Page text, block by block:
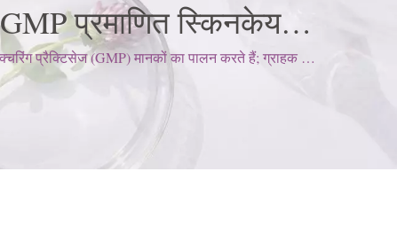
प्रमाणित स्किनकेयर
प्रैक्टिसेज (GMP) मानकों का पालन करते हैं; ग्राहक की